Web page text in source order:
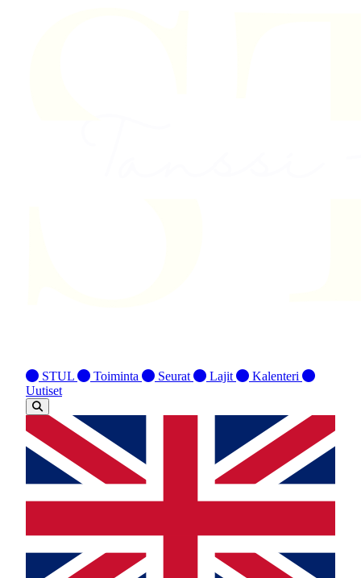
STUL Toiminta Seurat Lajit
Kalenteri
Uutiset